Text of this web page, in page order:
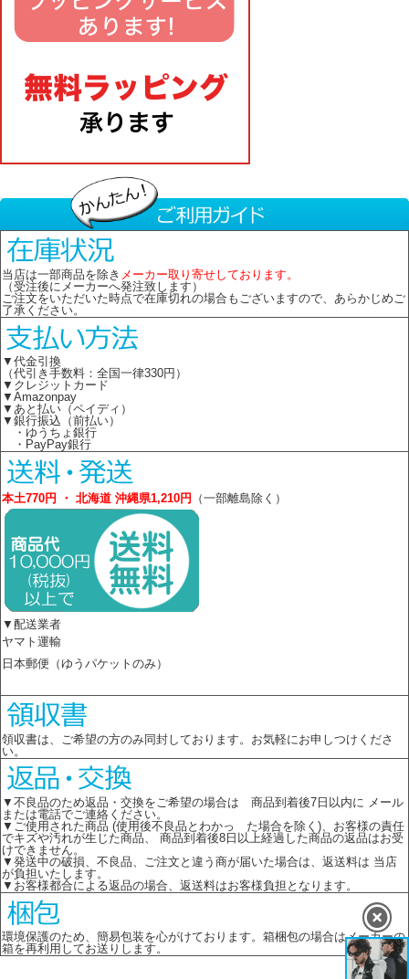
当店は一部商品を除き メーカー取り寄せしております。
（受注後にメーカーへ発注致します）
ご注文をいただいた時点で在庫切れの場合もございますので、あらかじめご
了承ください。
▼代金引換
（代引き手数料：全国一律330円）
▼クレジットカード
▼Amazonpay
▼あと払い（ペイディ）
▼銀行振込（前払い）
・ゆうちょ銀行
・PayPay銀行
本土770円 ・ 北海道 沖縄県1,210円 （一部離島除く）
▼配送業者
ヤマト運輸
日本郵便（ゆうパケットのみ）
領収書は、ご希望の方のみ同封しております。お気軽にお申しつけくださ
い。
▼不良品のため返品・交換をご希望の場合は 商品到着後7日以内に メール
または電話でご連絡ください。
▼ご使用された商品 (使用後不良品とわかっ た場合を除く)、お客様の責任
でキズや汚れが生じた商品、 商品到着後8日以上経過した商品の返品はお受
けできません。
▼発送中の破損、不良品、ご注文と違う商が届いた場合は、返送料は 当店
が負担いたします。
▼お客様都合による返品の場合、返送料はお客様負担となります。
環境保護のため、簡易包装を心がけております。箱梱包の場合はメーカーの
箱を再利用してお送りします。